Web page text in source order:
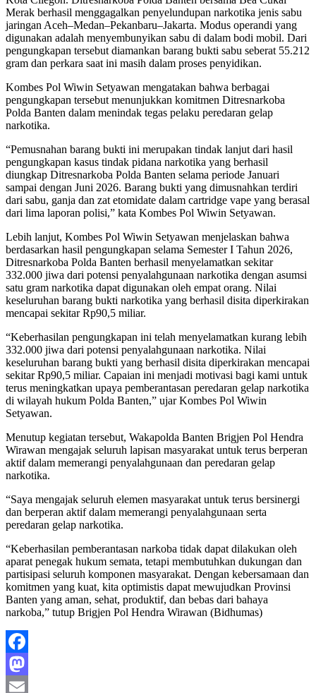
Merak berhasil menggagalkan penyelundupan narkotika jenis sabu
jaringan Aceh–Medan–Pekanbaru–Jakarta. Modus operandi yang
digunakan adalah menyembunyikan sabu di dalam bodi mobil. Dari
pengungkapan tersebut diamankan barang bukti sabu seberat 55.212
gram dan perkara saat ini masih dalam proses penyidikan.
Kombes Pol Wiwin Setyawan mengatakan bahwa berbagai
pengungkapan tersebut menunjukkan komitmen Ditresnarkoba
Polda Banten dalam menindak tegas pelaku peredaran gelap
narkotika.
“Pemusnahan barang bukti ini merupakan tindak lanjut dari hasil
pengungkapan kasus tindak pidana narkotika yang berhasil
diungkap Ditresnarkoba Polda Banten selama periode Januari
sampai dengan Juni 2026. Barang bukti yang dimusnahkan terdiri
dari sabu, ganja dan zat etomidate dalam cartridge vape yang berasal
dari lima laporan polisi,” kata Kombes Pol Wiwin Setyawan.
Lebih lanjut, Kombes Pol Wiwin Setyawan menjelaskan bahwa
berdasarkan hasil pengungkapan selama Semester I Tahun 2026,
Ditresnarkoba Polda Banten berhasil menyelamatkan sekitar
332.000 jiwa dari potensi penyalahgunaan narkotika dengan asumsi
satu gram narkotika dapat digunakan oleh empat orang. Nilai
keseluruhan barang bukti narkotika yang berhasil disita diperkirakan
mencapai sekitar Rp90,5 miliar.
“Keberhasilan pengungkapan ini telah menyelamatkan kurang lebih
332.000 jiwa dari potensi penyalahgunaan narkotika. Nilai
keseluruhan barang bukti yang berhasil disita diperkirakan mencapai
sekitar Rp90,5 miliar. Capaian ini menjadi motivasi bagi kami untuk
terus meningkatkan upaya pemberantasan peredaran gelap narkotika
di wilayah hukum Polda Banten,” ujar Kombes Pol Wiwin
Setyawan.
Menutup kegiatan tersebut, Wakapolda Banten Brigjen Pol Hendra
Wirawan mengajak seluruh lapisan masyarakat untuk terus berperan
aktif dalam memerangi penyalahgunaan dan peredaran gelap
narkotika.
“Saya mengajak seluruh elemen masyarakat untuk terus bersinergi
dan berperan aktif dalam memerangi penyalahgunaan serta
peredaran gelap narkotika.
“Keberhasilan pemberantasan narkoba tidak dapat dilakukan oleh
aparat penegak hukum semata, tetapi membutuhkan dukungan dan
partisipasi seluruh komponen masyarakat. Dengan kebersamaan dan
komitmen yang kuat, kita optimistis dapat mewujudkan Provinsi
Banten yang aman, sehat, produktif, dan bebas dari bahaya
narkoba,” tutup Brigjen Pol Hendra Wirawan (Bidhumas)
Facebook
Mastodon